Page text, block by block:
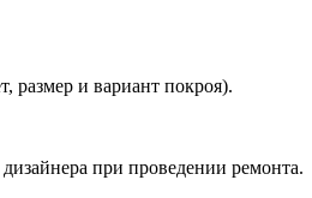
размер и вариант покроя).
при проведении ремонта.